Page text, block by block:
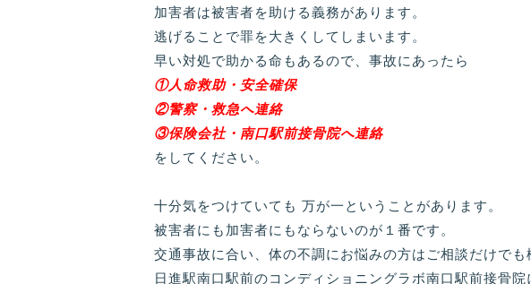
加害者は被害者を助ける義務があります。
逃げることで罪を大きくしてしまいます。
早い対処で助かる命もあるので、事故にあったら
①人命救助・安全確保
②警察・救急へ連絡
③保険会社・南口駅前接骨院へ連絡
をしてください。
十分気をつけていても 万が一ということがあります。
被害者にも加害者にもならないのが１番です。
交通事故に合い、体の不調にお悩みの方はご相談だけでも
日進駅南口駅前のコンディショニングラボ南口駅前接骨院